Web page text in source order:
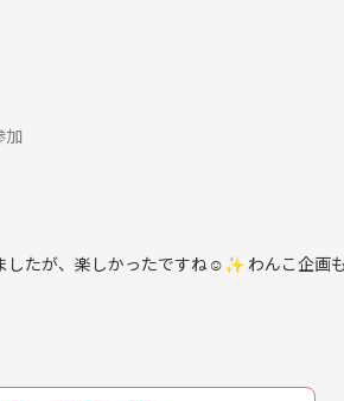
加
たが、楽しかったですね☺️✨ わんこ企画